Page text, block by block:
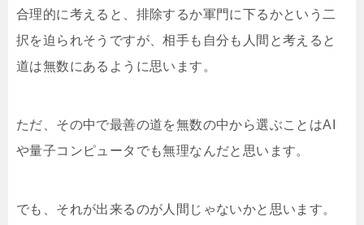
合理的に考えると、排除するか軍門に下るかという二
択を迫られそうですが、相手も自分も人間と考えると
道は無数にあるように思います。
ただ、その中で最善の道を無数の中から選ぶことはAI
や量子コンピュータでも無理なんだと思います。
でも、それが出来るのが人間じゃないかと思います。